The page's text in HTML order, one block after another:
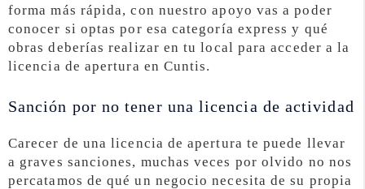
forma más rápida, con nuestro apoyo vas a poder
conocer si optas por esa categoría express y qué
obras deberías realizar en tu local para acceder a la
licencia de apertura en Cuntis.
Sanción por no tener una licencia de actividad
Carecer de una licencia de apertura te puede llevar
a graves sanciones, muchas veces por olvido no nos
percatamos de qué un negocio necesita de su propia